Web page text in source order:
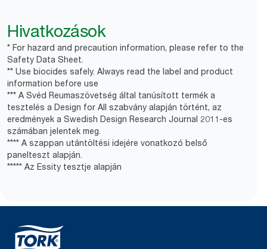
Hivatkozások
* For hazard and precaution information, please refer to the
Safety Data Sheet.
** Use biocides safely. Always read the label and product
information before use
*** A Svéd Reumaszövetség által tanúsított termék a
tesztelés a Design for All szabvány alapján történt, az
eredmények a Swedish Design Research Journal 2011-es
számában jelentek meg.
**** A szappan utántöltési idejére vonatkozó belső
panelteszt alapján.
***** Az Essity tesztje alapján